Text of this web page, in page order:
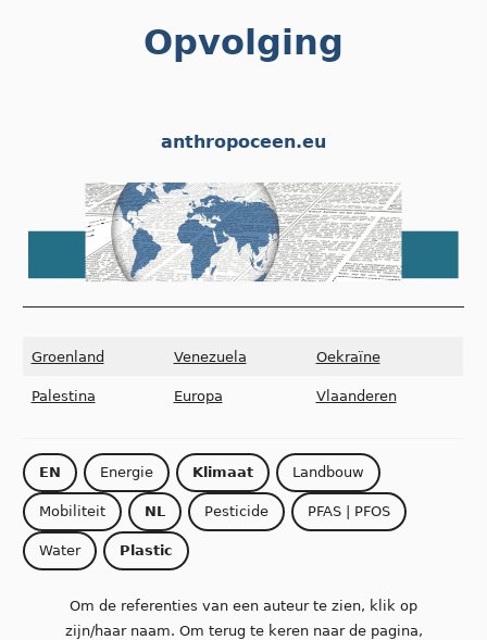
Opvolging
anthropoceen.eu
Groenland Venezuela Oekraïne
Palestina Europa Vlaanderen
EN Energie Klimaat Landbouw
Mobiliteit NL Pesticide PFAS | PFOS
Water Plastic
Om de referenties van een auteur te zien, klik op
zijn/haar naam. Om terug te keren naar de pagina,